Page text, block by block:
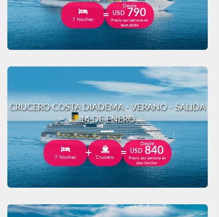
7 Noches
Desde
USD 790
Precio por persona en
base doble
CRUCERO COSTA DIADEMA - VERANO - SALIDA
14 DE ENERO
7 Noches Crucero
Desde
USD 840
Precio por persona en
plan familiar